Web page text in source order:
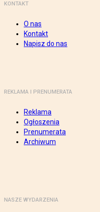
KONTAKT
O nas
Kontakt
Napisz do nas
REKLAMA I PRENUMERATA
Reklama
Ogłoszenia
Prenumerata
Archiwum
NASZE WYDARZENIA